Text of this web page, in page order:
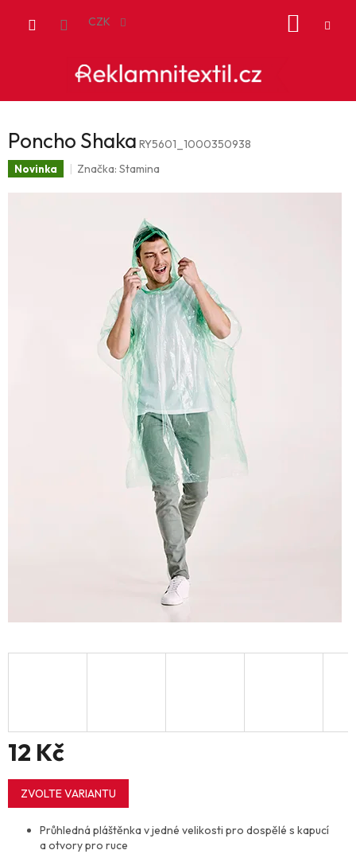
CZK
Poncho Shaka RY5601_1000350938
Novinka Značka:Stamina
12 Kč
Měrná
cena:
ZVOLTE VARIANTU
Průhledná pláštěnka v jedné velikosti pro dospělé s kapucí
a otvory pro ruce